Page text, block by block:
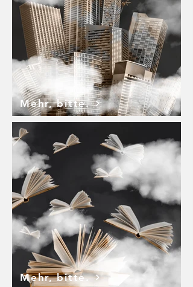
Mehr, bitte.
Mehr, bitte.